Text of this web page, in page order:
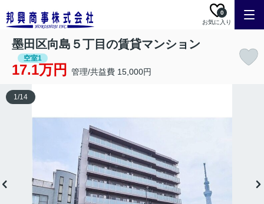
お気に入り
0
墨田区向島５丁目の賃貸マンション
空室1
17.1万円 管理/共益費 15,000円
1/14